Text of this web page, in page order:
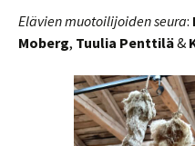
Elävien muotoilijoiden seura:
Moberg, Tuulia Penttilä&